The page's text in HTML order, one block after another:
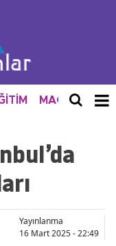
MAGAZİN
Yayınlanma
16 Mart 2025 - 22:49